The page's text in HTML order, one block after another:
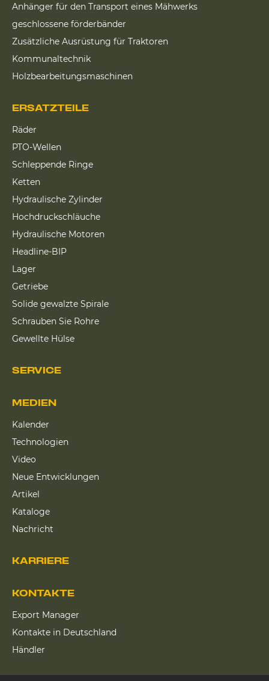
Anhänger für den Transport eines Mähwerks
geschlossene förderbänder
Zusätzliche Ausrüstung für Traktoren
Kommunaltechnik
Holzbearbeitungsmaschinen
ERSATZTEILE
Räder
PTO-Wellen
Schleppende Ringe
Ketten
Hydraulische Zylinder
Hochdruckschläuche
Hydraulische Motoren
Headline-BIP
Lager
Getriebe
Solide gewalzte Spirale
Schrauben Sie Rohre
Gewellte Hülse
SERVICE
KARRIERE
MEDIEN
Kalender
Technologien
Video
Neue Entwicklungen
Artikel
Kataloge
Nachricht
KONTAKTE
Export Manager
Kontakte in Deutschland
Händler